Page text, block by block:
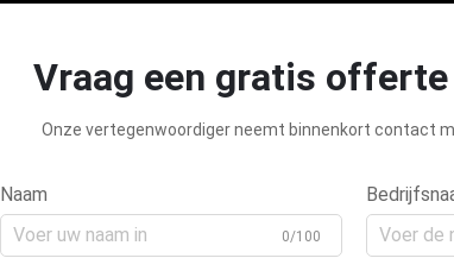
Vraag een gratis offerte
Onze vertegenwoordiger neemt binnenkort contact
Naam
0/100